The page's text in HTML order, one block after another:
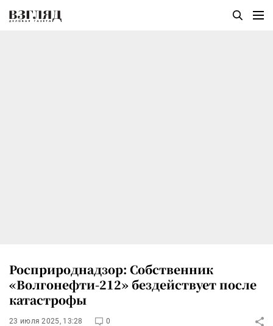
Росприроднадзор: Собственник
«Волгонефти-212» бездействует после
катастрофы
23 июля 2025, 13:28 0